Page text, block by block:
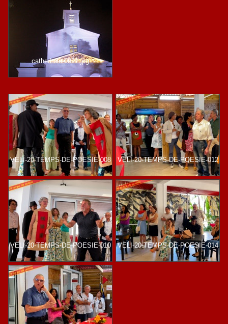
cathedrale-0991.jpg
VELI-20-TEMPS-DE-POESIE-008 VELI-20-TEMPS-DE-POESIE-012
VELI-20-TEMPS-DE-POESIE-010 VELI-20-TEMPS-DE-POESIE-014